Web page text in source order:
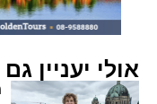
אולי יעניין